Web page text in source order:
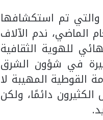
والتي تم استكشافها
الماضي، ندم الآلاف
للهوية الثقافية
في شؤون الشرق
القوطية المهيبة لا
دائمًا، ولكن